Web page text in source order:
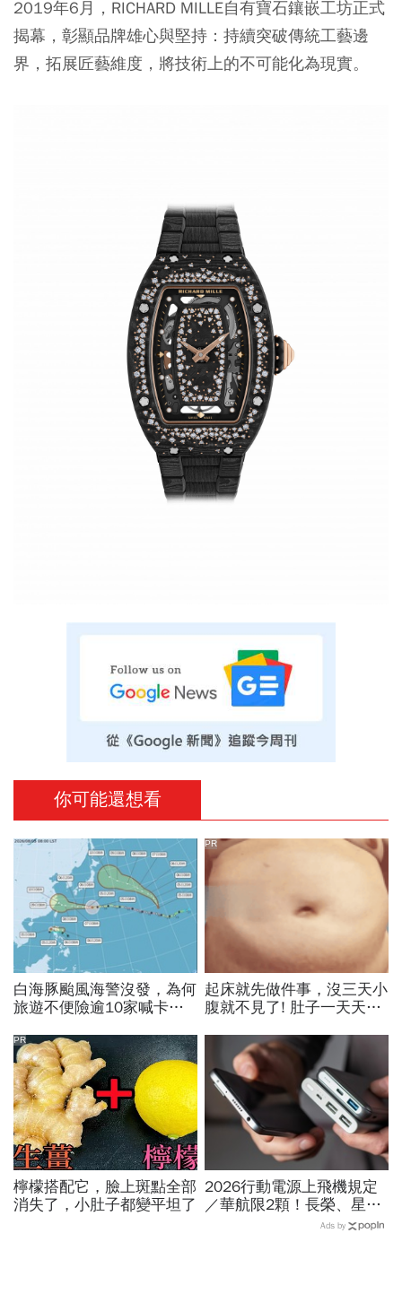
2019年6月，RICHARD MILLE自有寶石鑲嵌工坊正式
揭幕，彰顯品牌雄心與堅持：持續突破傳統工藝邊
界，拓展匠藝維度，將技術上的不可能化為現實。
你可能還想看
白海豚颱風海警沒發，為何
旅遊不便險逾10家喊卡不
東京…暫停受理產險一次看
起床就先做件事，沒三天小
腹就不見了! 肚子一天天變
PR
檸檬搭配它，臉上斑點全部
消失了，小肚子都變平坦了
PR
2026行動電源上飛機規定
／華航限2顆！長榮、星
宇、虎航…行動電源飛機能
Ads by